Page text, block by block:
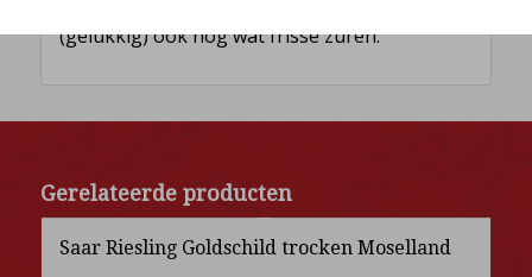
(gelukkig) ook nog wat frisse zuren.
Gerelateerde producten
Saar Riesling Goldschild trocken Moselland